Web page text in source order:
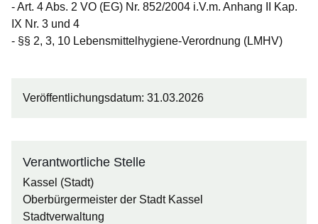
- Art. 4 Abs. 2 VO (EG) Nr. 852/2004 i.V.m. Anhang II Kap.
IX Nr. 3 und 4
- §§ 2, 3, 10 Lebensmittelhygiene-Verordnung (LMHV)
Veröffentlichungsdatum: 31.03.2026
Verantwortliche Stelle
Kassel (Stadt)
Oberbürgermeister der Stadt Kassel
Stadtverwaltung